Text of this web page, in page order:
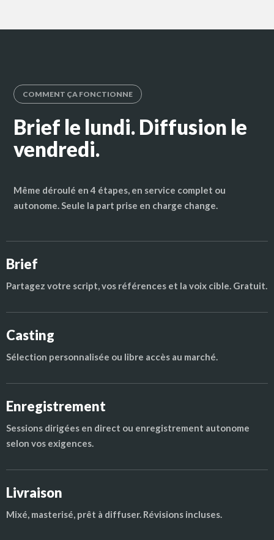
COMMENT ÇA FONCTIONNE
Brief le lundi. Diffusion le
vendredi.
Même déroulé en 4 étapes, en service complet ou
autonome. Seule la part prise en charge change.
Brief
Partagez votre script, vos références et la voix cible. Gratuit.
Casting
Sélection personnalisée ou libre accès au marché.
Enregistrement
Sessions dirigées en direct ou enregistrement autonome
selon vos exigences.
Livraison
Mixé, masterisé, prêt à diffuser. Révisions incluses.